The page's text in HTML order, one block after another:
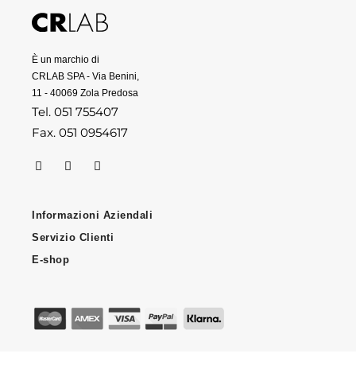
È un marchio di
CRLAB SPA - Via Benini,
11 - 40069 Zola Predosa
Tel. 051 755407
Fax. 051 0954617
Informazioni Aziendali
Servizio Clienti
E-shop